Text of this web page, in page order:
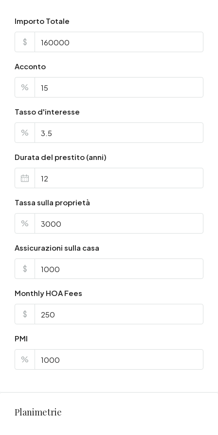
Importo Totale
$
Acconto
%
Tasso d'interesse
%
Durata del prestito (anni)
Tassa sulla proprietà
%
Assicurazioni sulla casa
$
Monthly HOA Fees
$
PMI
%
Planimetrie